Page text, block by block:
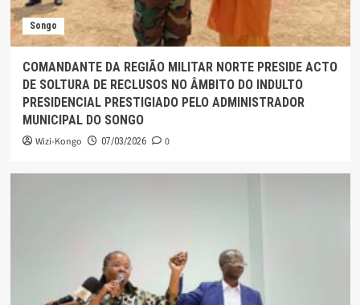
Songo
COMANDANTE DA REGIÃO MILITAR NORTE PRESIDE ACTO
DE SOLTURA DE RECLUSOS NO ÂMBITO DO INDULTO
PRESIDENCIAL PRESTIGIADO PELO ADMINISTRADOR
MUNICIPAL DO SONGO
Wizi-Kongo 07/03/2026 0